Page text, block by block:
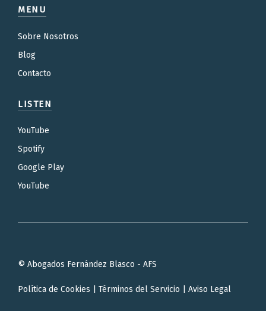
MENU
Sobre Nosotros
Blog
Contacto
LISTEN
YouTube
Spotify
Google Play
YouTube
© Abogados Fernández Blasco - AFS
Política de Cookies Términos del Servicio Aviso Legal